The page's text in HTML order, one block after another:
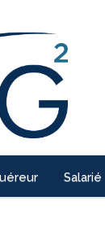
Salarié